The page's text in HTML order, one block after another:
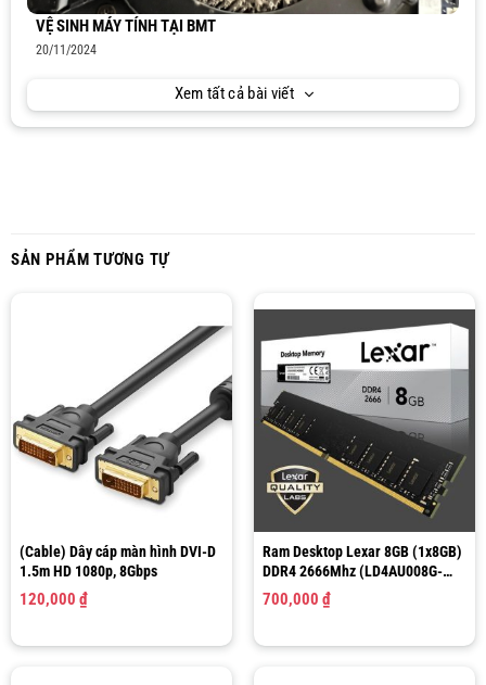
VỆ SINH MÁY TÍNH TẠI BMT
20/11/2024
Xem tất cả bài viết
SẢN PHẨM TƯƠNG TỰ
(Cable) Dây cáp màn hình DVI-D
1.5m HD 1080p, 8Gbps
120,000 ₫
Ram Desktop Lexar 8GB (1x8GB)
DDR4 2666Mhz (LD4AU008G-
R2666G)
700,000 ₫